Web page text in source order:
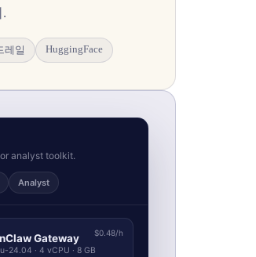
레일 HuggingFace
analyst toolkit.
Analyst
$0.48/h
Gateway
24.04 · 4 vCPU · 8 GB